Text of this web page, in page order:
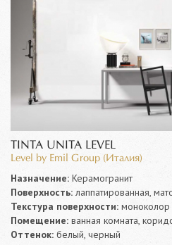
TINTA UNITA LEVEL
Level by Emil Group (Италия)
Назначение: Керамогранит
Поверхность: лаппатированная,
Текстура поверхности: моноколор
Помещение: ванная комната,
Оттенок: белый, черный